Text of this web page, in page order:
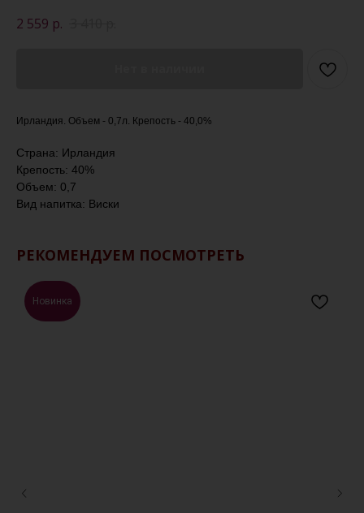
2 559 р.
Ирландия. Объем - 0,7л. Крепость - 40,0%
Страна: Ирландия
Крепость: 40%
Объем: 0,7
Вид напитка: Виски
РЕКОМЕНДУЕМ ПОСМОТРЕТЬ
Новинка